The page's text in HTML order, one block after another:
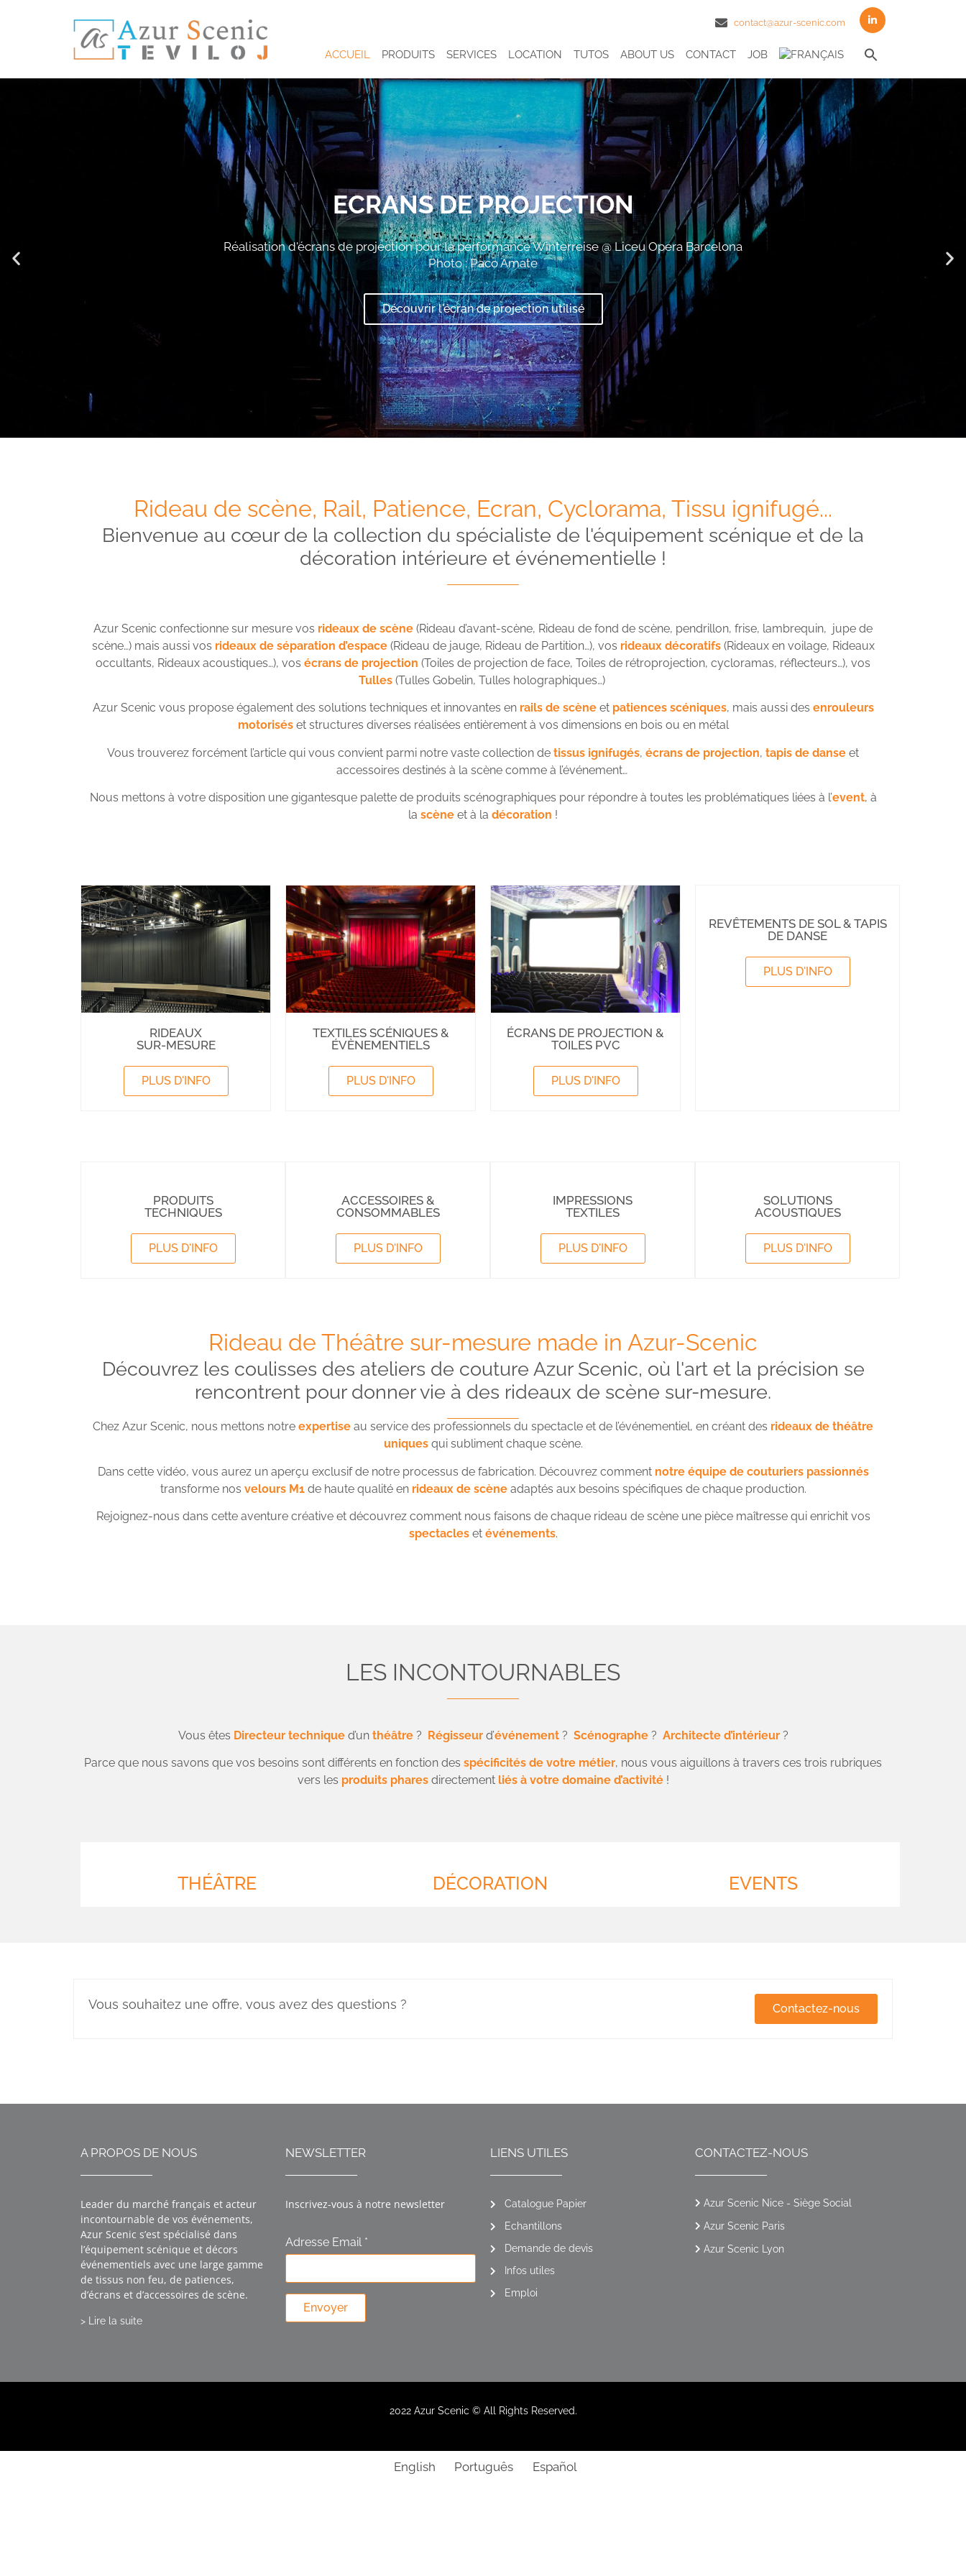
contact@azur-scenic.com
ACCUEIL PRODUITS SERVICES LOCATION TUTOS ABOUT US CONTACT JOB
ECRANS DE PROJECTION
Réalisation d'écrans de projection pour la performance Winterreise @ Liceu Opera Barcelona
Photo : Paco Amate
Découvrir l'écran de projection utilisé
Rideau de scène, Rail, Patience, Ecran, Cyclorama, Tissu ignifugé...
Bienvenue au cœur de la collection du spécialiste de l'équipement scénique et de la
décoration intérieure et événementielle !
Azur Scenic confectionne sur mesure vos rideaux de scène (Rideau d’avant-scène, Rideau de fond de scène, pendrillon, frise, lambrequin, jupe de
scène…) mais aussi vos rideaux de séparation d’espace(Rideau de jauge, Rideau de Partition…), vos rideaux décoratifs(Rideaux en voilage, Rideaux
occultants, Rideaux acoustiques…), vos écrans de projection (Toiles de projection de face, Toiles de rétroprojection, cycloramas, réflecteurs…), vos
Tulles(Tulles Gobelin, Tulles holographiques…)
Azur Scenic vous propose également des solutions techniques et innovantes en rails de scèneet patiences scéniques, mais aussi des enrouleurs
motoriséset structures diverses réalisées entièrement à vos dimensions en bois ou en métal
Vous trouverez forcément l’article qui vous convient parmi notre vaste collection de tissus ignifugés, écrans de projection, tapis de danse et
accessoires destinés à la scène comme à l’événement…
Nous mettons à votre disposition une gigantesque palette de produits scénographiques pour répondre à toutes les problématiques liées à l’event, à
la scène et à la décoration !
RIDEAUX
SUR-MESURE
PLUS D'INFO
TEXTILES SCÉNIQUES &
ÉVÈNEMENTIELS
PLUS D'INFO
ÉCRANS DE PROJECTION &
TOILES PVC
PLUS D'INFO
REVÊTEMENTS DE SOL & TAPIS
DE DANSE
PLUS D'INFO
PRODUITS
TECHNIQUES
PLUS D'INFO
ACCESSOIRES &
CONSOMMABLES
PLUS D'INFO
IMPRESSIONS
TEXTILES
PLUS D'INFO
SOLUTIONS
ACOUSTIQUES
PLUS D'INFO
Rideau de Théâtre sur-mesure made in Azur-Scenic
Découvrez les coulisses des ateliers de couture Azur Scenic, où l'art et la précision se
rencontrent pour donner vie à des rideaux de scène sur-mesure.
Chez Azur Scenic, nous mettons notre expertise au service des professionnels du spectacle et de l’événementiel, en créant des rideaux de théâtre
uniquesqui subliment chaque scène.
Dans cette vidéo, vous aurez un aperçu exclusif de notre processus de fabrication. Découvrez comment notre équipe de couturiers passionnés
transforme nos velours M1de haute qualité en rideaux de scèneadaptés aux besoins spécifiques de chaque production.
Rejoignez-nous dans cette aventure créative et découvrez comment nous faisons de chaque rideau de scène une pièce maîtresse qui enrichit vos
spectacleset événements.
LES INCONTOURNABLES
Vous êtes Directeur techniqued’un théâtre? Régisseurd’événement? Scénographe? Architecte d’intérieur?
Parce que nous savons que vos besoins sont différents en fonction des spécificités de votre métier, nous vous aiguillons à travers ces trois rubriques
vers les produits pharesdirectement liés à votre domaine d’activité!
THÉÂTRE DÉCORATION EVENTS
Vous souhaitez une offre, vous avez des questions ? Contactez-nous
A PROPOS DE NOUS
Leader du marché français et acteur
incontournable de vos événements,
Azur Scenic s’est spécialisé dans
l’équipement scénique et décors
événementiels avec une large gamme
de tissus non feu, de patiences,
d’écrans et d’accessoires de scène.
> Lire la suite
NEWSLETTER
Inscrivez-vous à notre newsletter
Adresse Email *
Envoyer
LIENS UTILES
Catalogue Papier
Echantillons
Demande de devis
Infos utiles
Emploi
CONTACTEZ-NOUS
Azur Scenic Nice - Siège Social
Azur Scenic Paris
Azur Scenic Lyon
2022 Azur Scenic © All Rights Reserved.
English Português Español